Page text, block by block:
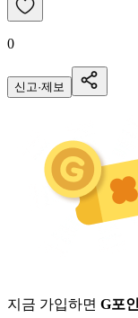
0
신고·제보
지금 가입하면 G포